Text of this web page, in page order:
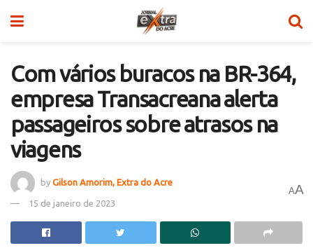
Com vários buracos na BR-364,
empresa Transacreana alerta
passageiros sobre atrasos na
viagens
by Gilson Amorim, Extra do Acre
15 de janeiro de 2023
AA